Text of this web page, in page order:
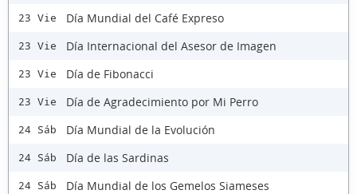
23 Vie Día Mundial del Café Expreso
23 Vie Día Internacional del Asesor de Imagen
23 Vie Día de Fibonacci
23 Vie Día de Agradecimiento por Mi Perro
24 Sáb Día Mundial de la Evolución
24 Sáb Día de las Sardinas
24 Sáb Día Mundial de los Gemelos Siameses